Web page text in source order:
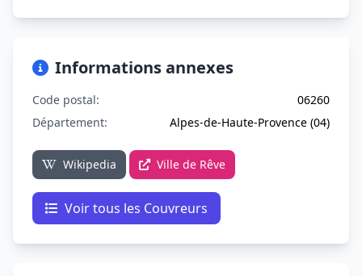
Informations annexes
Code postal:
06260
Département:
Alpes-de-Haute-Provence (04)
Wikipedia Ville de Rêve
Voir tous les Couvreurs